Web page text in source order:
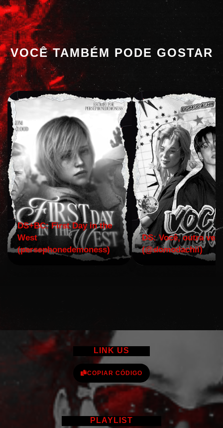
VOCÊ TAMBÉM PODE GOSTAR
DS+BC: First Day in the
West
(persephonedemoness)
DS: Você, outra vez!
(@domodachii)
LINK US
COPIAR CÓDIGO
PLAYLIST